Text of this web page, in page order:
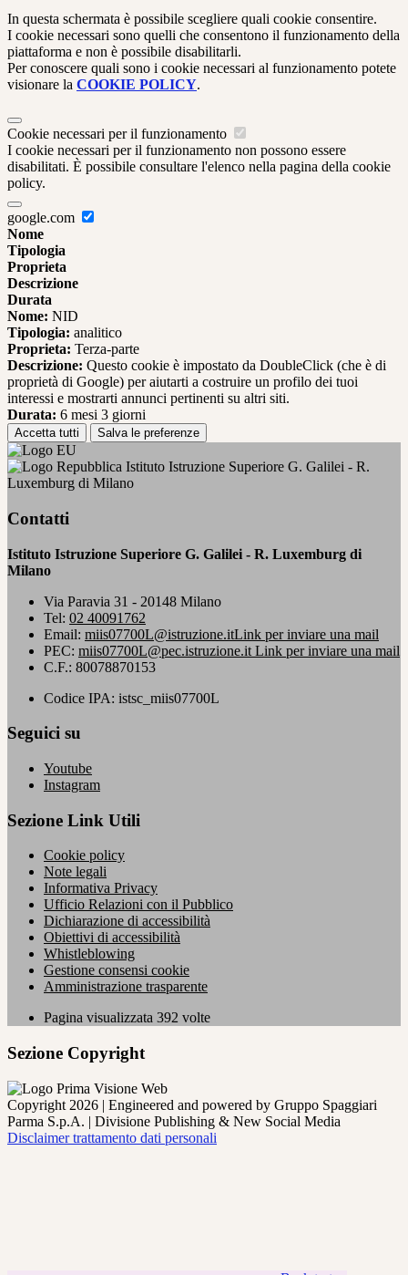
In questa schermata è possibile scegliere quali cookie consentire.
I cookie necessari sono quelli che consentono il funzionamento della
piattaforma e non è possibile disabilitarli.
Per conoscere quali sono i cookie necessari al funzionamento potete
visionare la COOKIE POLICY.
Cookie necessari per il funzionamento
I cookie necessari per il funzionamento non possono essere
disabilitati. È possibile consultare l'elenco nella pagina della cookie
policy.
google.com
Nome
Tipologia
Proprieta
Descrizione
Durata
Nome: NID
Tipologia: analitico
Proprieta: Terza-parte
Descrizione: Questo cookie è impostato da DoubleClick (che è di
proprietà di Google) per aiutarti a costruire un profilo dei tuoi
interessi e mostrarti annunci pertinenti su altri siti.
Durata: 6 mesi 3 giorni
Accetta tutti Salva le preferenze
Istituto Istruzione Superiore G. Galilei - R.
Luxemburg di Milano
Contatti
Istituto Istruzione Superiore G. Galilei - R. Luxemburg di
Milano
Via Paravia 31 - 20148 Milano
Tel: 02 40091762
Email: miis07700L@istruzione.itLink per inviare una mail
PEC: miis07700L@pec.istruzione.it Link per inviare una mail
C.F.: 80078870153
Codice IPA: istsc_miis07700L
Seguici su
Youtube
Instagram
Sezione Link Utili
Cookie policy
Note legali
Informativa Privacy
Ufficio Relazioni con il Pubblico
Dichiarazione di accessibilità
Obiettivi di accessibilità
Whistleblowing
Gestione consensi cookie
Amministrazione trasparente
Pagina visualizzata 392 volte
Sezione Copyright
Copyright 2026 | Engineered and powered by Gruppo Spaggiari
Parma S.p.A. | Divisione Publishing & New Social Media
Disclaimer trattamento dati personali